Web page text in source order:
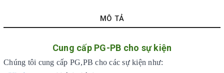
MÔ TẢ
Cung cấp PG-PB cho sự kiện
Chúng tôi cung cấp PG,PB cho các sự kiện như: